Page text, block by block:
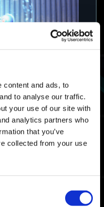
content and ads, to
to analyse our traffic.
your use of our site with
analytics partners who
that you’ve
collected from your use